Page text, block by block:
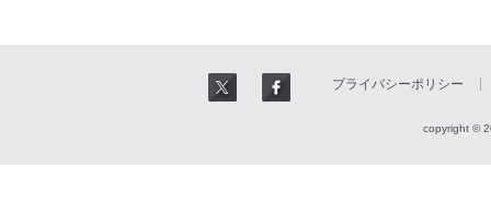
プライバシーポリシー
copyright ©